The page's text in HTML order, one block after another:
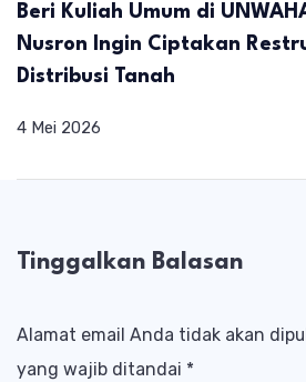
Beri Kuliah Umum di
Nusron Ingin Ciptakan
Distribusi Tanah
4 Mei 2026
Tinggalkan Balasan
Alamat email Anda tidak akan
yang wajib ditandai *